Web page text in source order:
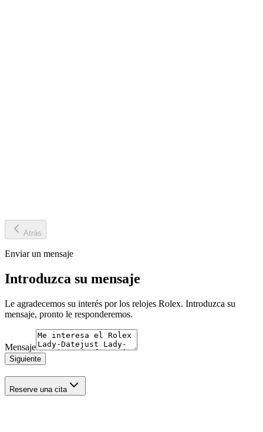
Atrás
Enviar un mensaje
Introduzca su mensaje
Le agradecemos su interés por los relojes Rolex. Introduzca su
mensaje, pronto le responderemos.
Mensaje
Siguiente
Reserve una cita